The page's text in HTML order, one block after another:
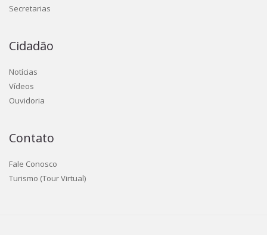
Secretarias
Cidadão
Notícias
Vídeos
Ouvidoria
Contato
Fale Conosco
Turismo (Tour Virtual)